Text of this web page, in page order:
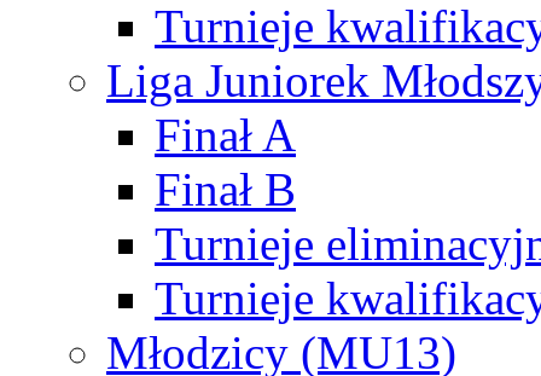
Turnieje
Liga Juniorek
Finał A
Finał B
Turnieje
Turnieje
Młodzicy (MU13)